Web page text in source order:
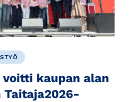
kaupan alan
Taitaja2026-